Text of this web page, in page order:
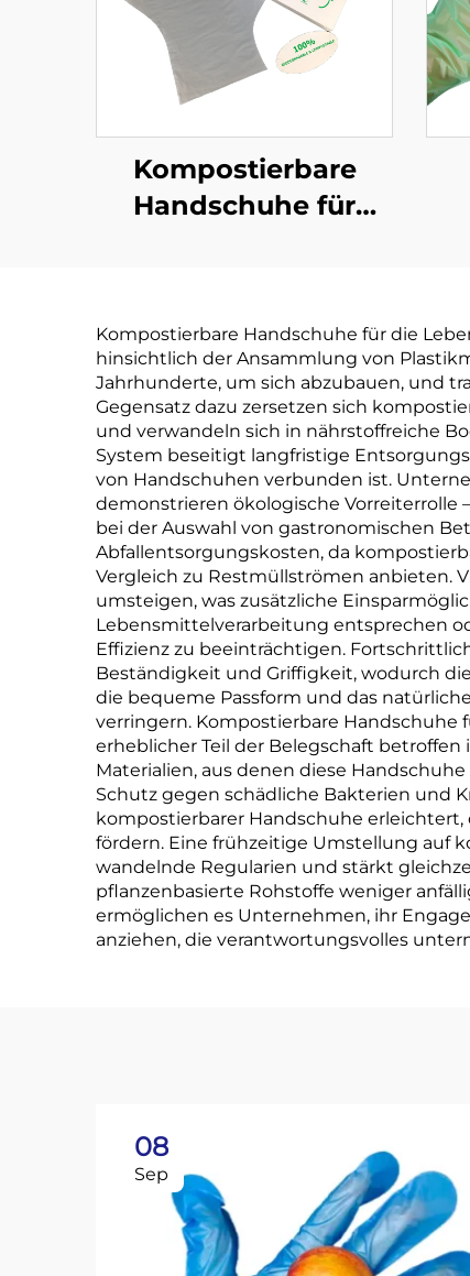
Kompostierbare
Handschuhe für
PLA PBAT Maisstärke
Material
Kompostierbare Handschuhe für die
hinsichtlich der Ansammlung von
Jahrhunderte, um sich abzubauen, und
Gegensatz dazu zersetzen sich
und verwandeln sich in nährstoffreiche
System beseitigt langfristige
von Handschuhen verbunden ist.
demonstrieren ökologische Vorreiterrolle
bei der Auswahl von gastronomischen
Abfallentsorgungskosten, da
Vergleich zu Restmüllströmen anbieten.
umsteigen, was zusätzliche
Lebensmittelverarbeitung entsprechen
Effizienz zu beeinträchtigen.
Beständigkeit und Griffigkeit, wodurch
die bequeme Passform und das
verringern. Kompostierbare
erheblicher Teil der Belegschaft
Materialien, aus denen diese
Schutz gegen schädliche Bakterien und
kompostierbarer Handschuhe
fördern. Eine frühzeitige Umstellung auf
wandelnde Regularien und stärkt
pflanzenbasierte Rohstoffe weniger
ermöglichen es Unternehmen, ihr
anziehen, die verantwortungsvolles
08
Sep